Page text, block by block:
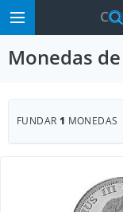
Monedas
FUNDAR 1 MONEDAS